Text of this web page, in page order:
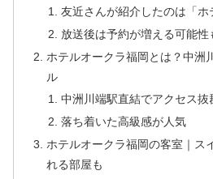
友近さんが紹介したのは「ホ
放送後は予約が増える可能性
ホテルオークラ福岡とは？中洲
ル
中洲川端駅直結でアクセス抜
落ち着いた高級感が人気
ホテルオークラ福岡の客室｜ス
れる部屋も